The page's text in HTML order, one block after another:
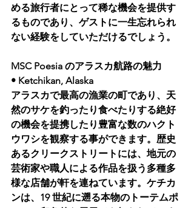
める旅行者にとって稀な機会を提供す
るものであり、ゲストに一生忘れられ
ない経験をしていただけるでしょう。
MSC Poesia のアラスカ航路の魅力
• Ketchikan, Alaska
アラスカで最高の漁業の町であり、天
然のサケを釣ったり食べたりする絶好
の機会を提携したり豊富な数のハクト
ウワシを観察する事ができます。歴史
あるクリークストリートには、地元の
芸術家や職人による作品を扱う多種多
様な店舗が軒を連ねています。ケチカ
ンは、19 世紀に遡る本物のトーテムポ